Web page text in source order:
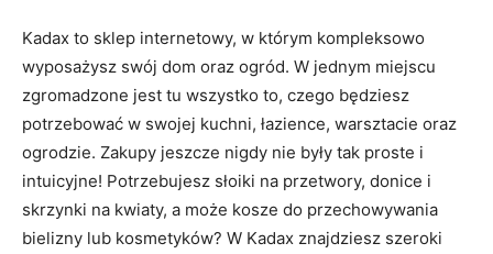
Kadax to sklep internetowy, w którym kompleksowo
wyposażysz swój dom oraz ogród. W jednym miejscu
zgromadzone jest tu wszystko to, czego będziesz
potrzebować w swojej kuchni, łazience, warsztacie oraz
ogrodzie. Zakupy jeszcze nigdy nie były tak proste i
intuicyjne! Potrzebujesz słoiki na przetwory, donice i
skrzynki na kwiaty, a może kosze do przechowywania
bielizny lub kosmetyków? W Kadax znajdziesz szeroki